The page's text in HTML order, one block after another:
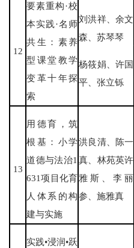
12
要素重构·校
本实践·名师
共生：素养
型课堂教学
变革十年探
索
刘洪祥、余文
森、苏琴琴
杨筱娟、许国
平、张立铄
13
用德育，筑
根基：小学
道德与法治1
631项目化育
人体系的构
建与实施
洪良清、陈一
真、林苑英许
雅斯、李丽
参、施雅真
实践•浸润•跃